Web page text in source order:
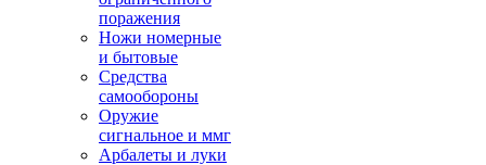
поражения
Ножи номерные
и бытовые
Средства
самообороны
Оружие
сигнальное и ммг
Арбалеты и луки